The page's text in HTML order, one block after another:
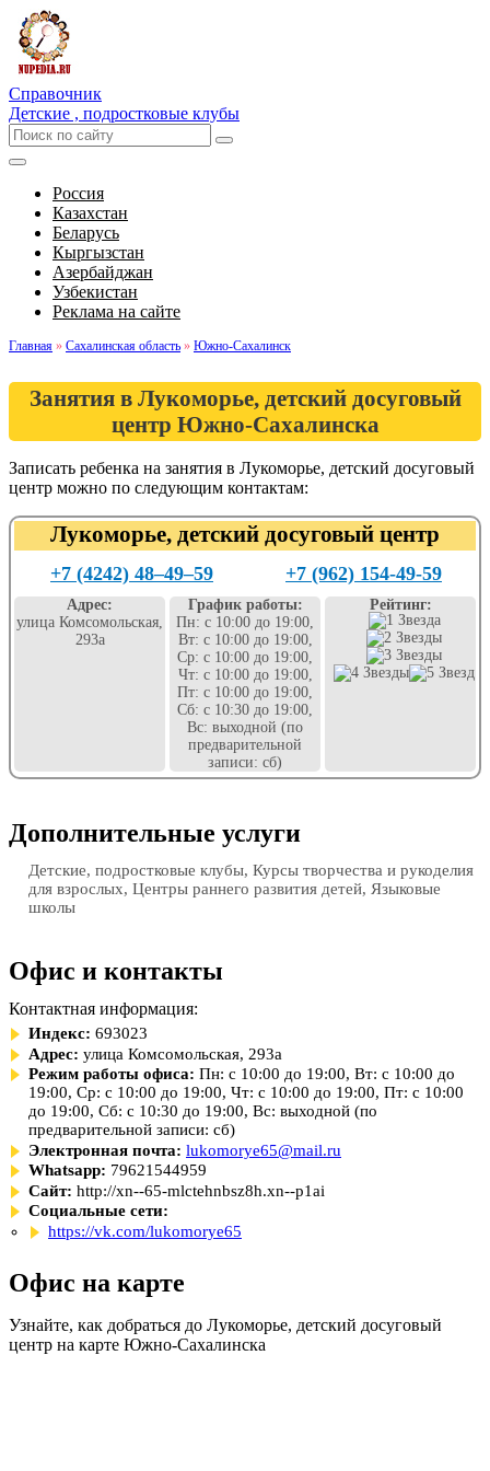
Справочник
Детские , подростковые клубы
Россия
Казахстан
Беларусь
Кыргызстан
Азербайджан
Узбекистан
Реклама на сайте
Главная » Сахалинская область » Южно-Сахалинск
Занятия в Лукоморье, детский досуговый
центр Южно-Сахалинска
Записать ребенка на занятия в Лукоморье, детский досуговый
центр можно по следующим контактам:
Лукоморье, детский досуговый центр
+7 (4242) 48‒49‒59 +7 (962) 154-49-59
Адрес:
улица Комсомольская,
293а
График работы:
Пн: с 10:00 до 19:00,
Вт: с 10:00 до 19:00,
Ср: с 10:00 до 19:00,
Чт: с 10:00 до 19:00,
Пт: с 10:00 до 19:00,
Сб: с 10:30 до 19:00,
Вс: выходной (по
предварительной
записи: сб)
Рейтинг:
Дополнительные услуги
Детские, подростковые клубы, Курсы творчества и рукоделия
для взрослых, Центры раннего развития детей, Языковые
школы
Офис и контакты
Контактная информация:
Индекс: 693023
Адрес: улица Комсомольская, 293а
Режим работы офиса: Пн: с 10:00 до 19:00, Вт: с 10:00 до
19:00, Ср: с 10:00 до 19:00, Чт: с 10:00 до 19:00, Пт: с 10:00
до 19:00, Сб: с 10:30 до 19:00, Вс: выходной (по
предварительной записи: сб)
Электронная почта: lukomorye65@mail.ru
Whatsapp: 79621544959
Сайт: http://xn--65-mlctehnbsz8h.xn--p1ai
Социальные сети:
https://vk.com/lukomorye65
Офис на карте
Узнайте, как добраться до Лукоморье, детский досуговый
центр на карте Южно-Сахалинска